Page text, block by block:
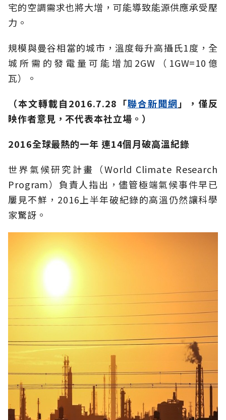
宅的空調需求也將大增，可能導致能源供應承受壓
力。
規模與曼谷相當的城市，溫度每升高攝氏1度，全
城所需的發電量可能增加2GW（1GW=10億
瓦）。
（本文轉載自2016.7.28 「聯合新聞網 」，僅反
映作者意見，不代表本社立場。）
2016全球最熱的一年 連14個月破高溫紀錄
世界氣候研究計畫（World Climate Research
Program）負責人指出，儘管極端氣候事件早已
屢見不鮮，2016上半年破紀錄的高溫仍然讓科學
家驚訝。